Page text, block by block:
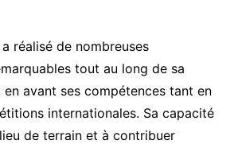
réalisé de nombreuses
tout au long de sa
avant ses compétences tant en
internationales. Sa capacité
de terrain et à contribuer